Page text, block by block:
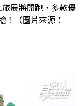
展將開跑，多款優
！（圖片來源：